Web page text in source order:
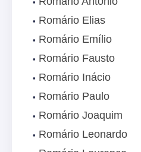
Romário Elias
Romário Emílio
Romário Fausto
Romário Inácio
Romário Paulo
Romário Joaquim
Romário Leonardo